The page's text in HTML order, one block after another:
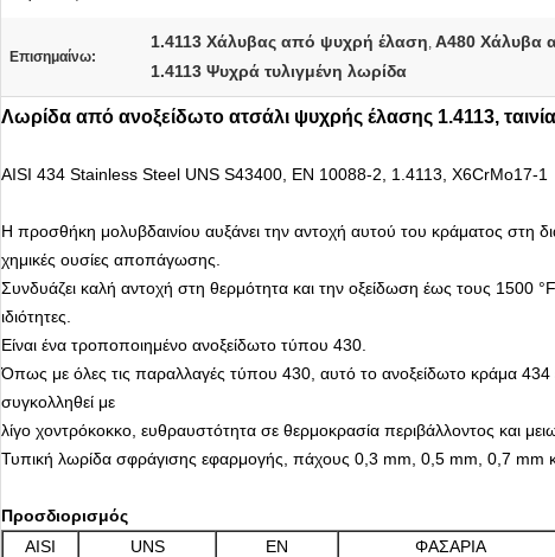
Επισημαίνω:
1.4113 Χάλυβας από ψυχρή έλαση, Α480 Χάλυβα
1.4113 Ψυχρά τυλιγμένη λωρίδα
Λωρίδα από ανοξείδωτο ατσάλι ψυχρής έλασης 1.4113,
AISI 434 Stainless Steel UNS S43400, EN 10088-2, 1.4113, X6CrMo17-1
Η προσθήκη μολυβδαινίου αυξάνει την αντοχή αυτού του κράματος στη
χημικές ουσίες αποπάγωσης.
Συνδυάζει καλή αντοχή στη θερμότητα και την οξείδωση έως τους 1500
ιδιότητες.
Είναι ένα τροποποιημένο ανοξείδωτο τύπου 430.
Όπως με όλες τις παραλλαγές τύπου 430, αυτό το ανοξείδωτο κράμα 434
συγκολληθεί με
λίγο χοντρόκοκκο, ευθραυστότητα σε θερμοκρασία περιβάλλοντος και
Τυπική λωρίδα σφράγισης εφαρμογής, πάχους 0,3 mm, 0,5 mm, 0,7 mm
Προσδιορισμός
AISI
UNS EN ΦΑΣΑΡΙΑ